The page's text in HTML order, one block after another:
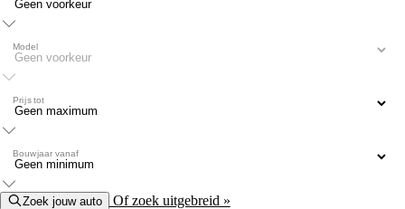
Model
Prijs tot
Bouwjaar vanaf
Zoek jouw auto
Of zoek uitgebreid »